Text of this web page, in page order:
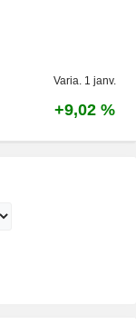
Varia. 1 janv.
+9,02 %